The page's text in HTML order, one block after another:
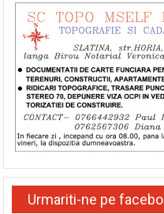
Urmariti-ne pe